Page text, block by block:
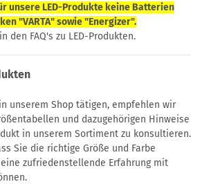
unsere LED-Produkte keine Batterien
"VARTA" sowie "Energizer".
den FAQ's zu LED-Produkten.
unserem Shop tätigen, empfehlen wir
und dazugehörigen Hinweise
in unserem Sortiment zu konsultieren.
Sie die richtige Größe und Farbe
zufriedenstellende Erfahrung mit